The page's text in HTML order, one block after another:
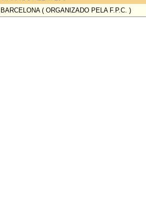
BARCELONA ( ORGANIZADO PELA F.P.C. )